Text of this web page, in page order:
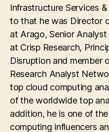
Infrastructure Services
to that he was Director
at Arago, Senior
at Crisp Research,
Disruption and member
Research Analyst
top cloud computing
of the worldwide top
addition, he is one of
computing influencers